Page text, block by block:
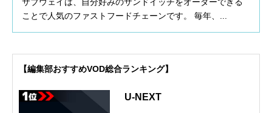
ことで人気のファストフードチェーンです。 毎年、...
【編集部おすすめVOD総合ランキング】
U-NEXT